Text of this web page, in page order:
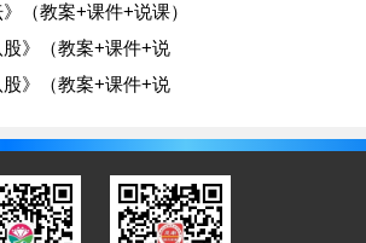
（教案+课件+说课）
》（教案+课件+说
》（教案+课件+说